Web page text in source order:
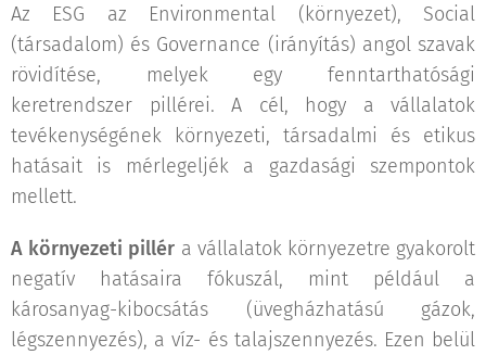
Az ESG az Environmental (környezet), Social
(társadalom) és Governance (irányítás) angol szavak
rövidítése, melyek egy fenntarthatósági
keretrendszer pillérei. A cél, hogy a vállalatok
tevékenységének környezeti, társadalmi és etikus
hatásait is mérlegeljék a gazdasági szempontok
mellett.
A környezeti pillér a vállalatok környezetre gyakorolt
negatív hatásaira fókuszál, mint például a
károsanyag-kibocsátás (üvegházhatású gázok,
légszennyezés), a víz- és talajszennyezés. Ezen belül